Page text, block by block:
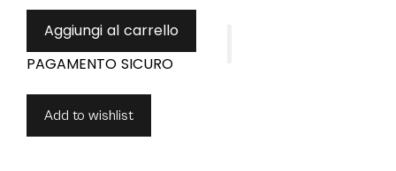
Aggiungi al carrello
Add to wishlist